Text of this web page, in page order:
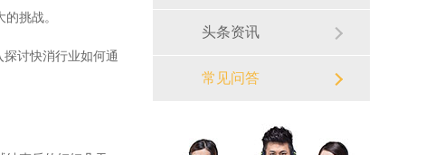
挑战。
讨快消行业如何通
头条资讯
常见问答